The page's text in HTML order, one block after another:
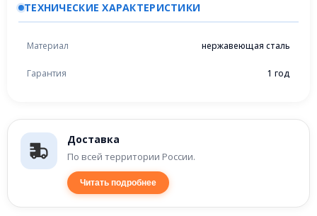
Доставка
По всей территории России.
Читать подробнее
ТЕХНИЧЕСКИЕ ХАРАКТЕРИСТИКИ
Материал нержавеющая сталь
Гарантия 1 год